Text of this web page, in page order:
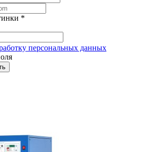
*
персональных данных